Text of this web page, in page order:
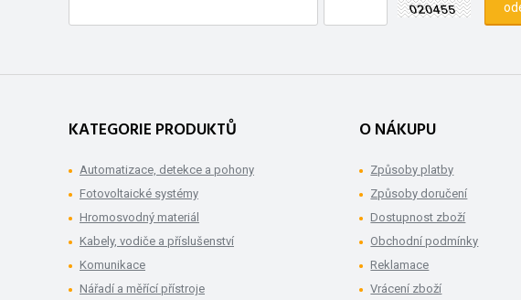
KATEGORIE PRODUKTŮ
Automatizace, detekce a pohony
Fotovoltaické systémy
Hromosvodný materiál
Kabely, vodiče a příslušenství
Komunikace
Nářadí a měřící přístroje
O NÁKUPU
Způsoby platby
Způsoby doručení
Dostupnost zboží
Obchodní podmínky
Reklamace
Vrácení zboží